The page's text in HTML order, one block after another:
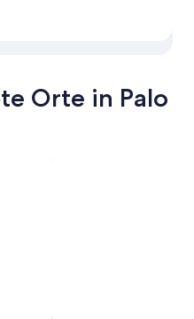
Orte in Palo